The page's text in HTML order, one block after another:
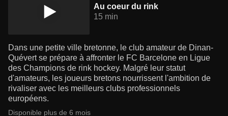
Au coeur du rink
15 min
Dans une petite ville bretonne, le club amateur de Dinan-
Quévert se prépare à affronter le FC Barcelone en Ligue
des Champions de rink hockey. Malgré leur statut
d'amateurs, les joueurs bretons nourrissent l'ambition de
rivaliser avec les meilleurs clubs professionnels
européens.
Disponible plus de 6 mois